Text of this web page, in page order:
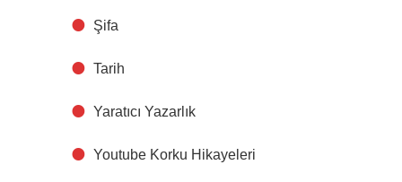
Şifa
Tarih
Yaratıcı Yazarlık
Youtube Korku Hikayeleri